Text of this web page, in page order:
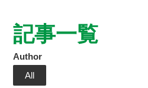
記事一覧
Author
All